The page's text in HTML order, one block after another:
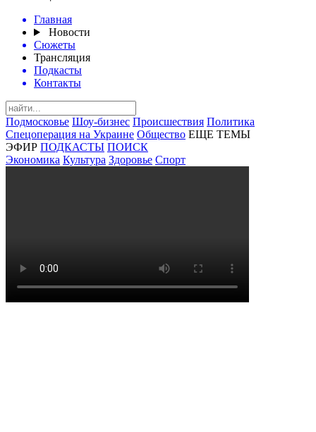
Главная
Новости
Сюжеты
Трансляция
Подкасты
Контакты
Подмосковье Шоу-бизнес Происшествия Политика
Спецоперация на Украине Общество ЕЩЕ ТЕМЫ
ЭФИР ПОДКАСТЫ ПОИСК
Экономика Культура Здоровье Спорт